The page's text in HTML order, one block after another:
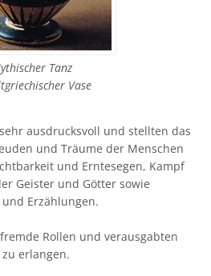
Tanz
Vase
ausdrucksvoll und stellten das
und Träume der Menschen
und Erntesegen, Kampf
Geister und Götter sowie
Erzählungen.
Rollen und verausgabten
erlangen.